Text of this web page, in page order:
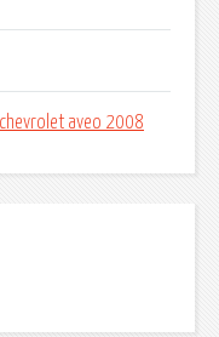
chevrolet aveo 2008